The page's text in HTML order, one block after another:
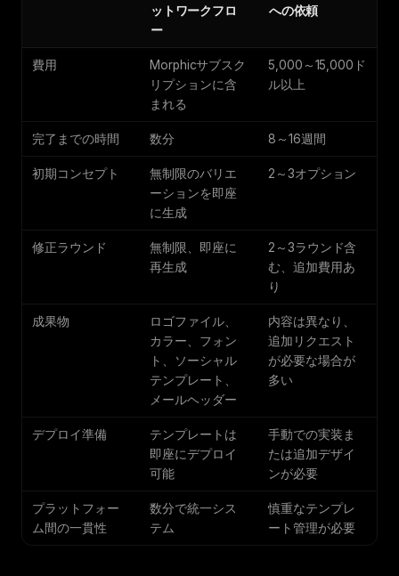
ットワークフロ
ー
への依頼
費用
Morphicサブスク
リプションに含
まれる
5,000～15,000ド
ル以上
完了までの時間 数分 8～16週間
初期コンセプト
無制限のバリエ
ーションを即座
に生成
2～3オプション
修正ラウンド
無制限、即座に
再生成
2～3ラウンド含
む、追加費用あ
り
成果物
ロゴファイル、
カラー、フォン
ト、ソーシャル
テンプレート、
メールヘッダー
内容は異なり、
追加リクエスト
が必要な場合が
多い
デプロイ準備
テンプレートは
即座にデプロイ
可能
手動での実装ま
たは追加デザイ
ンが必要
プラットフォー
ム間の一貫性
数分で統一シス
テム
慎重なテンプレ
ート管理が必要